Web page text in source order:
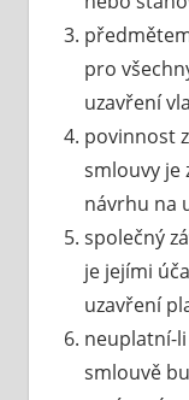
pro
uzavření
povinnost
smlouvy je
návrhu na
společný
je jejími
uzavření
neuplatní-
smlouvě